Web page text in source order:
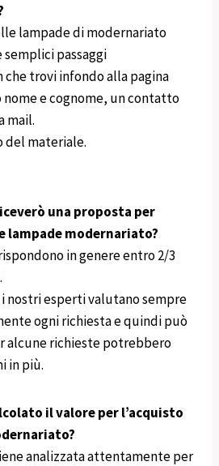
lampade di modernariato
passaggi
che trovi infondo alla pagina
e cognome, un contatto
mail.
del materiale.
una proposta per
lampade modernariato?
in genere entro 2/3
nostri esperti valutano sempre
ogni richiesta e quindi può
alcune richieste potrebbero
in più.
il valore per l’acquisto
analizzata attentamente per